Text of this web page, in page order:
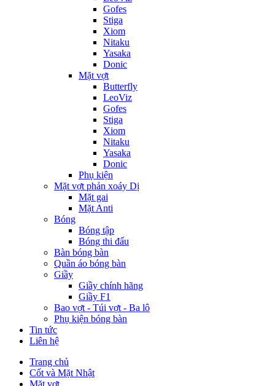
Gofes
Stiga
Xiom
Nitaku
Yasaka
Donic
Mặt vợt
Butterfly
LeoViz
Gofes
Stiga
Xiom
Nitaku
Yasaka
Donic
Phụ kiện
Mặt vợt phản xoáy Dị
Mặt gai
Mặt Anti
Bóng
Bóng tập
Bóng thi đấu
Bàn bóng bàn
Quần áo bóng bàn
Giầy
Giầy chính hãng
Giầy F1
Bao vợt - Túi vợt - Ba lô
Phụ kiện bóng bàn
Tin tức
Liên hệ
Trang chủ
Cốt và Mặt Nhật
Mặt vợt